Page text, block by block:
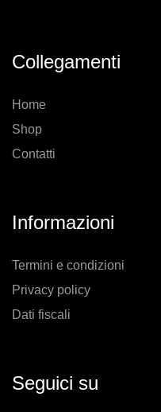
Collegamenti
Home
Shop
Contatti
Informazioni
Termini e condizioni
Privacy policy
Dati fiscali
Seguici su